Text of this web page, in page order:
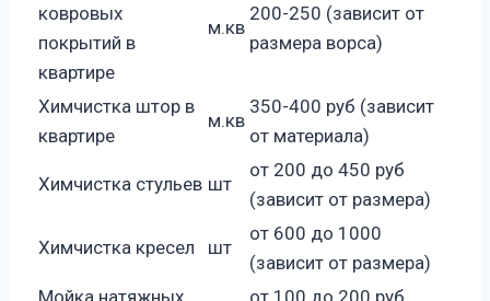
ковровых
покрытий в
квартире
м.кв
200-250 (зависит от
размера ворса)
Химчистка штор в
квартире
м.кв
350-400 руб (зависит
от материала)
Химчистка стульев шт
от 200 до 450 руб
(зависит от размера)
Химчистка кресел шт
от 600 до 1000
(зависит от размера)
Мойка натяжных
от 100 до 200 руб